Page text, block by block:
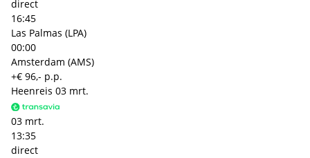
direct
16:45
Las Palmas (LPA)
00:00
Amsterdam (AMS)
+€ 96,- p.p.
Heenreis 03 mrt.
03 mrt.
13:35
direct